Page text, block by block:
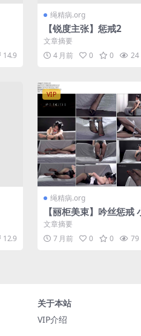
14.9
绳精病.org
【锐度主张】惩戒2
文章摘要
4 月前
0 0 24
12.9
VIP
绳精病.org
【丽柜美束】吟丝惩戒
丝袜勒嘴
文章摘要
7 月前
0 0 79
关于本站
VIP介绍